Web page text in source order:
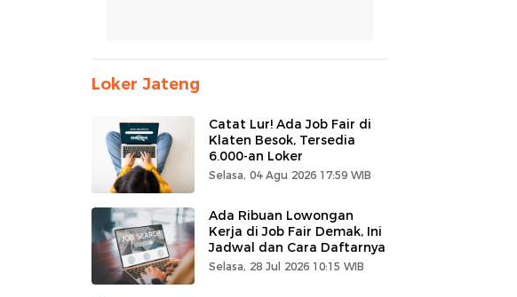
Loker Jateng
Catat Lur! Ada Job Fair di
Klaten Besok, Tersedia
6.000-an Loker
Selasa, 04 Agu 2026 17:59 WIB
Ada Ribuan Lowongan
Kerja di Job Fair Demak, Ini
Jadwal dan Cara Daftarnya
Selasa, 28 Jul 2026 10:15 WIB